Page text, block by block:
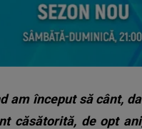
am început să cânt,
căsătorită, de opt